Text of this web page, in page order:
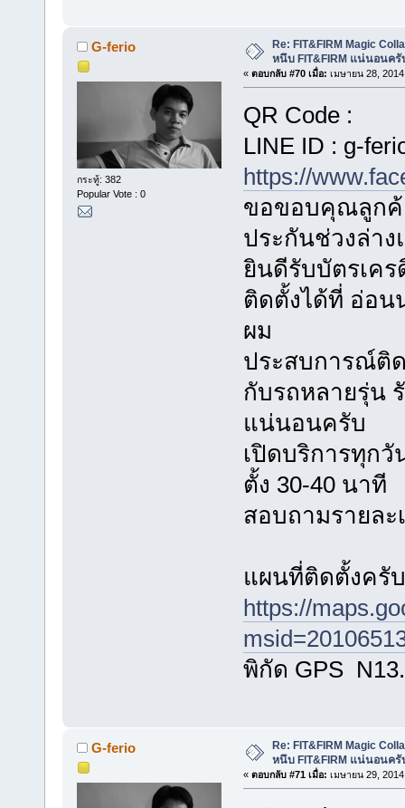
G-ferio
กระทู้: 382
Popular Vote : 0
Re: FIT&FIRM Magic
หนึบ FIT&FIRM แน่นอนครั
« ตอบกลับ #70 เมื่อ: เมษายน 28,
QR Code :
LINE ID : g-
https://
ขอขอบคุณลูกค้
ประกันช่วงล่า
ยินดีรับบัตรเค
ติดตั้งได้ที่ อ่อน
ผม
ประสบการณ์ติ
กับรถหลายรุ่น
แน่นอนครับ
เปิดบริการทุกวั
ตั้ง 30-40 นาที
สอบถามรายละ
แผนที่ติดตั้งครับ
https://
พิกัด GPS
G-ferio
Re: FIT&FIRM Magic
หนึบ FIT&FIRM แน่นอนครั
« ตอบกลับ #71 เมื่อ: เมษายน 29,